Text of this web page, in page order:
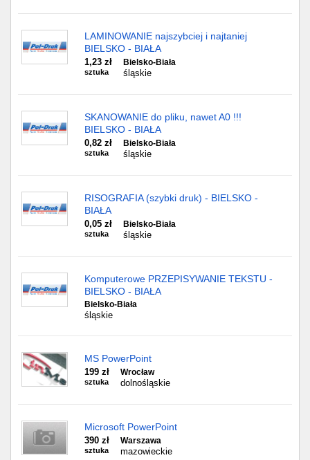
LAMINOWANIE najszybciej i najtaniej
BIELSKO - BIAŁA
1,23 zł
sztuka
Bielsko-Biała
śląskie
SKANOWANIE do pliku, nawet A0 !!!
BIELSKO - BIAŁA
0,82 zł
sztuka
Bielsko-Biała
śląskie
RISOGRAFIA (szybki druk) - BIELSKO -
BIAŁA
0,05 zł
sztuka
Bielsko-Biała
śląskie
Komputerowe PRZEPISYWANIE TEKSTU -
BIELSKO - BIAŁA
Bielsko-Biała
śląskie
MS PowerPoint
199 zł
sztuka
Wrocław
dolnośląskie
Microsoft PowerPoint
390 zł
sztuka
Warszawa
mazowieckie